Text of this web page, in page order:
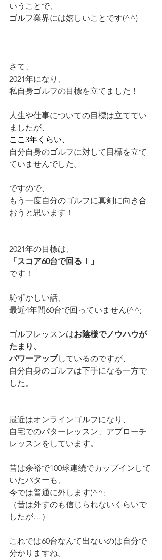
いうことで、
ゴルフ業界には嬉しいことです(^^)
さて、
2021年になり、
私自身ゴルフの目標を立てました！
人生や仕事についての目標は立ててい
ましたが、
ここ3年くらい、
自分自身のゴルフに対して目標を立て
ていませんでした。
ですので、
もう一度自分のゴルフに真剣に向き合
おうと思います！
2021年の目標は、
「スコア60台で回る！」
です！
恥ずかしい話、
最近4年間60台で回っていません(^^;
ゴルフレッスンはお陰様でノウハウが
たまり、
パワーアップしているのですが、
自分自身のゴルフは下手になる一方で
した。
最近はオンラインゴルフになり、
自宅でのパターレッスン、アプローチ
レッスンをしています。
昔は余裕で100球連続でカップインして
いたパターも、
今では普通に外します(^^;
（昔は外すのも信じられないくらいで
したが…）
これでは60台なんて出ないのは自分で
分かりますね。